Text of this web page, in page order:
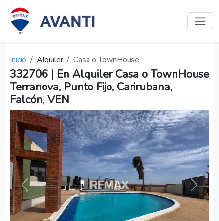
Inicio Alquiler Casa o TownHouse
332706 | En Alquiler Casa o TownHouse
Terranova, Punto Fijo, Carirubana,
Falcón, VEN